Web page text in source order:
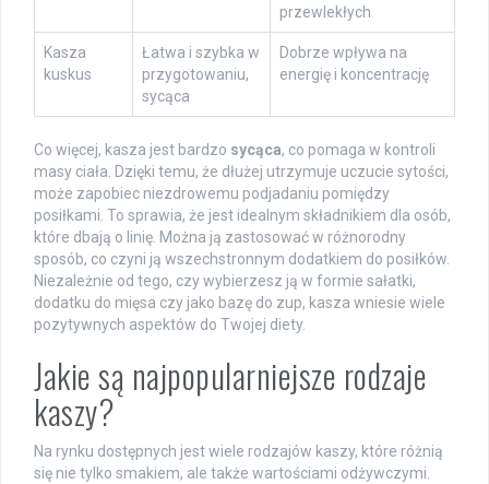
przewlekłych
Kasza
kuskus
Łatwa i szybka w
przygotowaniu,
sycąca
Dobrze wpływa na
energię i koncentrację
Co więcej, kasza jest bardzo sycąca, co pomaga w kontroli
masy ciała. Dzięki temu, że dłużej utrzymuje uczucie sytości,
może zapobiec niezdrowemu podjadaniu pomiędzy
posiłkami. To sprawia, że jest idealnym składnikiem dla osób,
które dbają o linię. Można ją zastosować w różnorodny
sposób, co czyni ją wszechstronnym dodatkiem do posiłków.
Niezależnie od tego, czy wybierzesz ją w formie sałatki,
dodatku do mięsa czy jako bazę do zup, kasza wniesie wiele
pozytywnych aspektów do Twojej diety.
Jakie są najpopularniejsze rodzaje
kaszy?
Na rynku dostępnych jest wiele rodzajów kaszy, które różnią
się nie tylko smakiem, ale także wartościami odżywczymi.